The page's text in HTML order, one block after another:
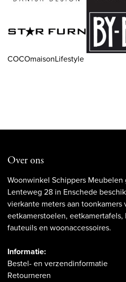
COCOmaisonLifestyle
Over ons
Woonwinkel Schippers
Lenteweg 28 in Enschede
vierkante meters aan toonkamers
eetkamerstoelen,
fauteuils en woonaccessoires.
Informatie:
Bestel- en verzendinformatie
Retourneren